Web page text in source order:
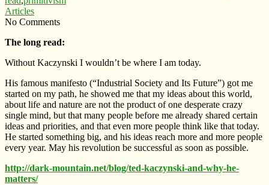
Articles
No Comments
The long read:
Without Kaczynski I wouldn’t be where I am today.
His famous manifesto (“Industrial Society and Its Future”) got me
started on my path, he showed me that my ideas about this world,
about life and nature are not the product of one desperate crazy
single mind, but that many people before me already shared certain
ideas and priorities, and that even more people think like that today.
He started something big, and his ideas reach more and more people
every year. May his revolution be successful as soon as possible.
http://dark-mountain.net/blog/ted-kaczynski-and-why-he-
matters/